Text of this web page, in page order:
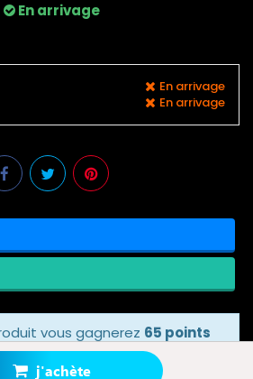
j'achète
En arrivage
En arrivage
En arrivage
vous gagnerez 65 points
programme de fidélité.
65 points bonus